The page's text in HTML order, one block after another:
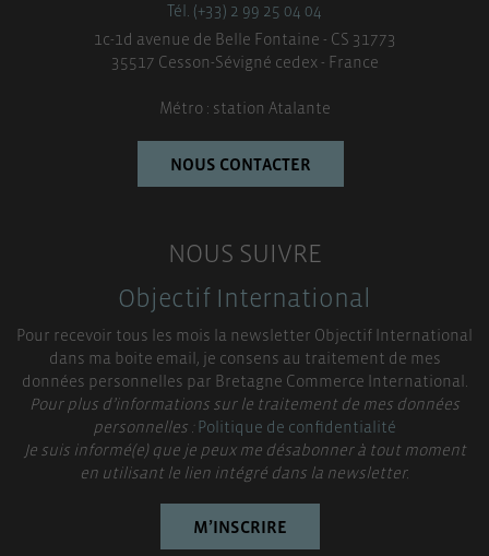
Tél. (+33) 2 99 25 04 04
1c-1d avenue de Belle Fontaine - CS 31773
35517 Cesson-Sévigné cedex - France
Métro : station Atalante
NOUS CONTACTER
NOUS SUIVRE
Objectif International
Pour recevoir tous les mois la newsletter Objectif International
dans ma boite email, je consens au traitement de mes
données personnelles par Bretagne Commerce International.
Pour plus d’informations sur le traitement de mes données
personnelles :Politique de confidentialité
Je suis informé(e) que je peux me désabonner à tout moment
en utilisant le lien intégré dans la newsletter.
M’INSCRIRE